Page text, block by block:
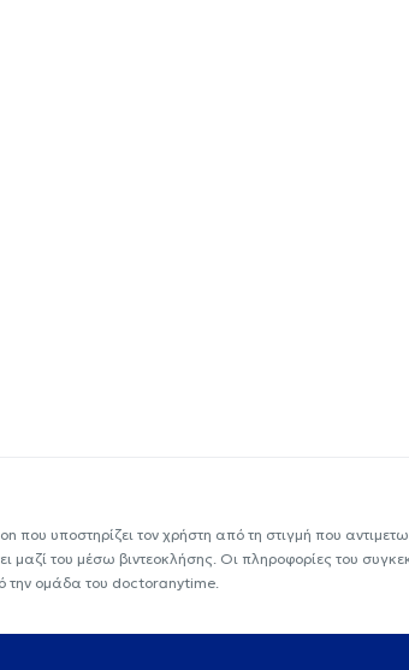
υποστηρίζει τον χρήστη από τη στιγμή που
μαζί του μέσω βιντεοκλήσης. Οι πληροφορίες του
την ομάδα του doctoranytime.